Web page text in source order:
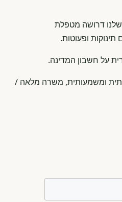
שלנו דרושה מטפלת
ופעוטות.
על חשבון המדינה.
ומשמעותית, משרה מלאה /